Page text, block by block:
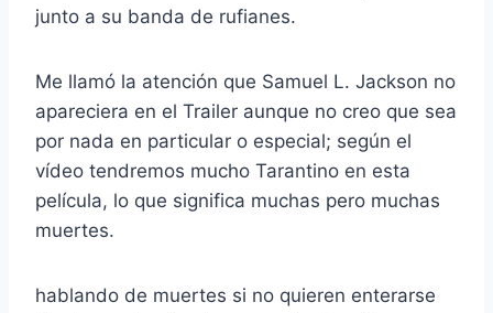
junto a su banda de rufianes.
Me llamó la atención que Samuel L. Jackson no
apareciera en el Trailer aunque no creo que sea
por nada en particular o especial; según el
vídeo tendremos mucho Tarantino en esta
película, lo que significa muchas pero muchas
muertes.
hablando de muertes si no quieren enterarse